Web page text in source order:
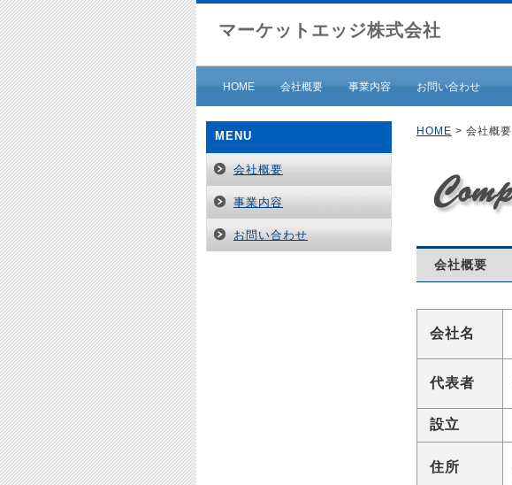
マーケットエッジ株式会社
HOME 会社概要 事業内容 お問い合わせ
HOME > 会社概要
会社概要
会社名
代表者
設立
住所
MENU
会社概要
事業内容
お問い合わせ